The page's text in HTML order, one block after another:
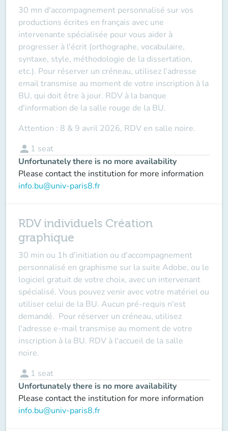
30 mn d'accompagnement personnalisé sur vos
productions écrites en français avec une
intervenante spécialisée pour vous aider à
progresser à l'écrit (orthographe, vocabulaire,
syntaxe, style, méthodologie de la dissertation,
etc.). Pour réserver un créneau, utilisez l'adresse
email transmise au moment de votre inscription à la
BU, qui doit être à jour. RDV à la banque
d'information de la salle rouge de la BU.
Attention : 8 & 9 avril 2026, RDV en salle noire.
person 1 seat
Unfortunately there is no more availability
Please contact the institution for more information
info.bu@univ-paris8.fr
RDV individuels Création
graphique
30 min ou 1h d'initiation ou d'accompagnement
personnalisé en graphisme sur la suite Adobe, ou le
logiciel gratuit de votre choix, avec un intervenant
spécialisé. Vous pouvez venir avec votre matériel ou
utiliser celui de la BU. Aucun pré-requis n'est
demandé. Pour réserver un créneau, utilisez
l'adresse e-mail transmise au moment de votre
inscription à la BU. RDV à l'accueil de la salle
noire.
person 1 seat
Unfortunately there is no more availability
Please contact the institution for more information
info.bu@univ-paris8.fr